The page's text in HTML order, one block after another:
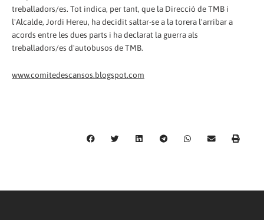
treballadors/es. Tot indica, per tant, que la Direcció de TMB i
l'Alcalde, Jordi Hereu, ha decidit saltar-se a la torera l'arribar a
acords entre les dues parts i ha declarat la guerra als
treballadors/es d'autobusos de TMB.
www.comitedescansos.blogspot.com